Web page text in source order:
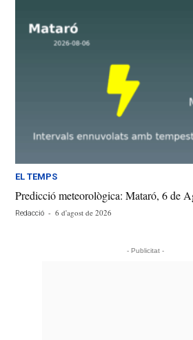
EL TEMPS
Predicció meteorològica: Mataró, 6 de
Redacció - 6 d'agost de 2026
- Publicitat -